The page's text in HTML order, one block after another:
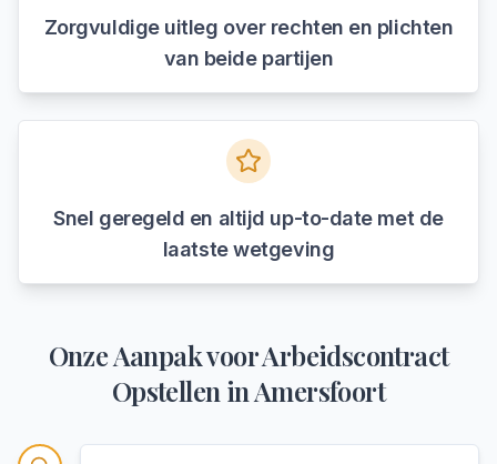
Zorgvuldige uitleg over rechten en plichten
van beide partijen
Snel geregeld en altijd up-to-date met de
laatste wetgeving
Onze Aanpak voorArbeidscontract
Opstellen inAmersfoort